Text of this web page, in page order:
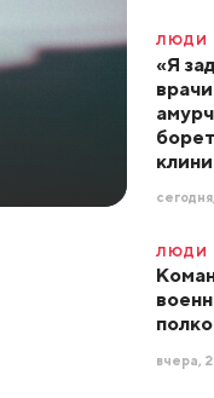
ЛЮДИ
«Я
ЛЮДИ
вчера,